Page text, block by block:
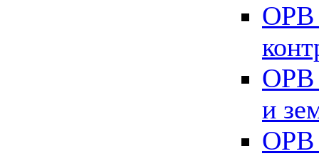
ОРВ
ОРВ
и
ОРВ